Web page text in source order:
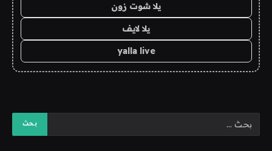
يلا شوت زون
يلا لايف
yalla live